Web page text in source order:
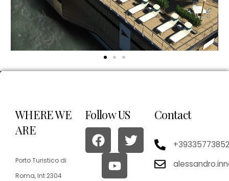
WHERE WE
ARE
Porto Turistico di
Roma, Int.2304
Follow US Contact